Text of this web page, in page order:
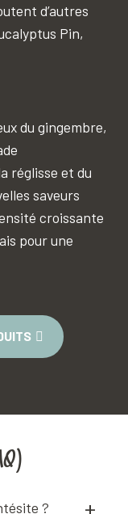
d’autres
Pin,
du gingembre,
réglisse et du
saveurs
croissante
pour une
?